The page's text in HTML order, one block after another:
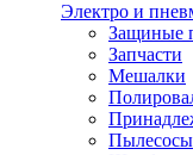
Электро и
Защиные
Запчасти
Мешалки
Пылесосы